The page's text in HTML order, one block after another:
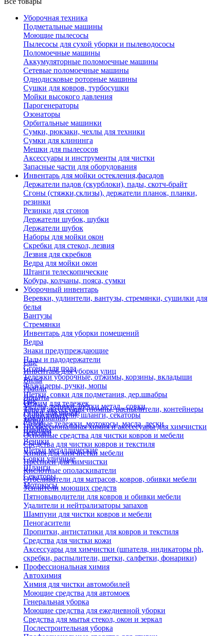
Уборочная техника
Подметальные машины
Моющие пылесосы
Пылесосы для сухой уборки и пылеводососы
Поломоечные машины
Аккумуляторные поломоечные машины
Сетевые поломоечные машины
Однодисковые роторные машины
Сушки для ковров, турбосушки
Мойки высокого давления
Парогенераторы
Озонаторы
Орбитальные машинки
Сумки, рюкзаки, чехлы для техники
Сумки для клининга
Мешки для пылесосов
Аксессуары и инструменты для чистки
Запасные части для оборудования
Инвентарь для мойки остекления,фасадов
Держатели падов (скурблоки), пады, скотч-брайт
Сгоны (стяжки,склизы), держатели планок, планки,
резинки
Резинки для сгонов
Держатели шубок, шубки
Держатели шубок
Наборы для мойки окон
Скребки для стекол, лезвия
Лезвия для скребков
Ведра для мойки окон
Штанги телескопические
Кобура, колчаны, пояса, сумки
Уборочный инвентарь
Веревки, удлинтели, вантузы, стремянки, сушилки для
белья
Вантузы
Стремянки
Инвентарь для уборки помещений
Ведра
Знаки предупреждающие
Пады и падодержатели
Сгоны для пола
Тележки уборочные, отжимы, корзины, вкладыши
Флаундеры, ручки, мопы
Щетки, совки для подметания, дер.швабры
Отжим для тележек
Ручки для швабр
Мопы
Швабры
Еще
Инвентарь для уборки улиц
Вилы
Грабли
Лопаты
Метлы, веники, щетки метал., совки
Опрыскиватели, шланги, секаторы
Садовые тележки, мотокосы, масла, лески
Черенки
Веники
Щетки металлические
Совки уличные
Шланги
Секаторы
Мотокосы
Еще
Тара и аксессуары (помпы, распылители, контейнеры
замачивания)
Профессиональная химия и акссесуары для химчистки
Основные средства для чистки ковров и мебели
Средства для чистки ковров и текстиля
Химия для химчистки мебели
Преспреи для химчистки
Кислотные ополаскиватели
Отбеливатели для матрасов, ковров, обивки мебели
Усилители моющих средств
Пятновыводители для ковров и обивки мебели
Удалители и нейтрализаторы запахов
Шампуни для чистки ковров и мебели
Пеногасители
Пропитки, антистатики для ковров и текстиля
Средства для чистки кожи
Аксессуары для химчистки (шпателя, индикаторы ph,
скребки, распылители, щетки, салфетки, фонарики)
Профессиональная химия
Автохимия
Химия для чистки автомобилей
Моющие средства для автомоек
Генеральная уборка
Моющие средства для ежедневной уборки
Средства для мытья стекол, окон и зеркал
Послестроительная уборка